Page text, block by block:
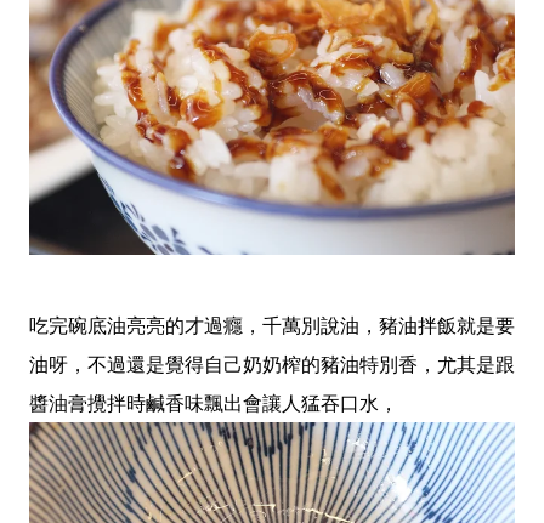
吃完碗底油亮亮的才過癮，千萬別說油，豬油拌飯就是要
油呀，不過還是覺得自己奶奶榨的豬油特別香，尤其是跟
醬油膏攪拌時鹹香味飄出會讓人猛吞口水，